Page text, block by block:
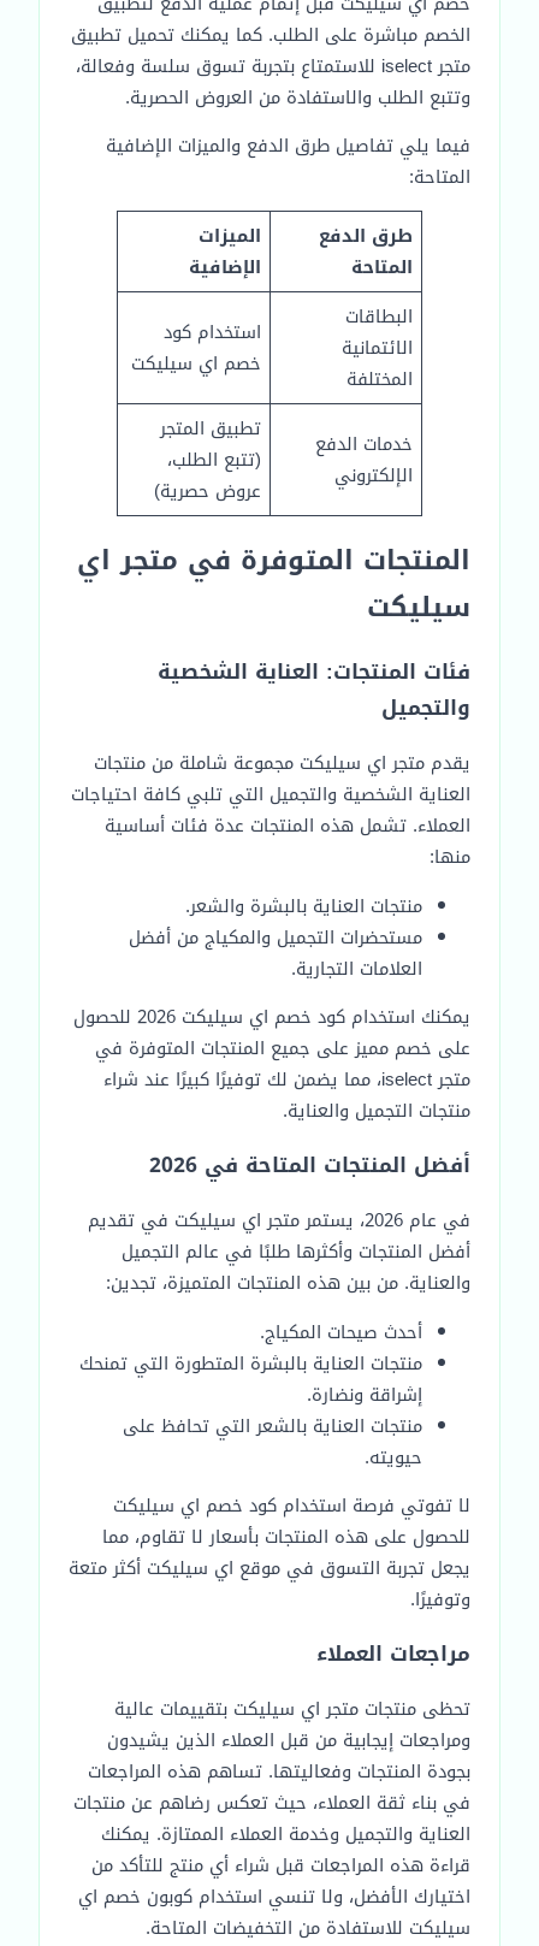
الخصم مباشرة على الطلب. كما يمكنك تحميل تطبيق
متجر iselect للاستمتاع بتجربة تسوق سلسة وفعالة،
وتتبع الطلب والاستفادة من العروض الحصرية.
فيما يلي تفاصيل طرق الدفع والميزات الإضافية
المتاحة:
طرق الدفع
المتاحة
الميزات
الإضافية
البطاقات
الائتمانية
المختلفة
استخدام كود
خصم اي سيليكت
خدمات الدفع
الإلكتروني
تطبيق المتجر
(تتبع الطلب،
عروض حصرية)
المنتجات المتوفرة في متجر اي
سيليكت
فئات المنتجات: العناية الشخصية
والتجميل
يقدم متجر اي سيليكت مجموعة شاملة من منتجات
العناية الشخصية والتجميل التي تلبي كافة احتياجات
العملاء. تشمل هذه المنتجات عدة فئات أساسية
منها:
منتجات العناية بالبشرة والشعر.
مستحضرات التجميل والمكياج من أفضل
العلامات التجارية.
يمكنك استخدام كود خصم اي سيليكت 2026 للحصول
على خصم مميز على جميع المنتجات المتوفرة في
متجر iselect، مما يضمن لك توفيرًا كبيرًا عند شراء
منتجات التجميل والعناية.
أفضل المنتجات المتاحة في 2026
في عام 2026، يستمر متجر اي سيليكت في تقديم
أفضل المنتجات وأكثرها طلبًا في عالم التجميل
والعناية. من بين هذه المنتجات المتميزة، تجدين:
أحدث صيحات المكياج.
منتجات العناية بالبشرة المتطورة التي تمنحك
إشراقة ونضارة.
منتجات العناية بالشعر التي تحافظ على
حيويته.
لا تفوتي فرصة استخدام كود خصم اي سيليكت
للحصول على هذه المنتجات بأسعار لا تقاوم، مما
يجعل تجربة التسوق في موقع اي سيليكت أكثر متعة
وتوفيرًا.
مراجعات العملاء
تحظى منتجات متجر اي سيليكت بتقييمات عالية
ومراجعات إيجابية من قبل العملاء الذين يشيدون
بجودة المنتجات وفعاليتها. تساهم هذه المراجعات
في بناء ثقة العملاء، حيث تعكس رضاهم عن منتجات
العناية والتجميل وخدمة العملاء الممتازة. يمكنك
قراءة هذه المراجعات قبل شراء أي منتج للتأكد من
اختيارك الأفضل، ولا تنسي استخدام كوبون خصم اي
سيليكت للاستفادة من التخفيضات المتاحة.